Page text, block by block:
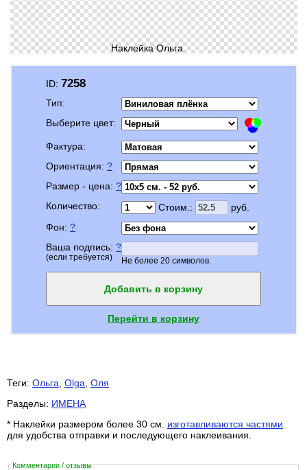
Наклейка Ольга
ID: 7258
Тип:
Выберите цвет:
Фактура:
Ориентация: ?
Размер - цена: ?
Количество:
Стоим.:
руб.
Фон: ?
Ваша подпись: ?
(если требуется) Не более 20 символов.
Добавить в корзину
Перейти в корзину
Теги: Ольга Olga Оля
Разделы: ИМЕНА
* Наклейки размером более 30 см. изготавливаются частями
для удобства отправки и последующего наклеивания.
Комментарии / отзывы